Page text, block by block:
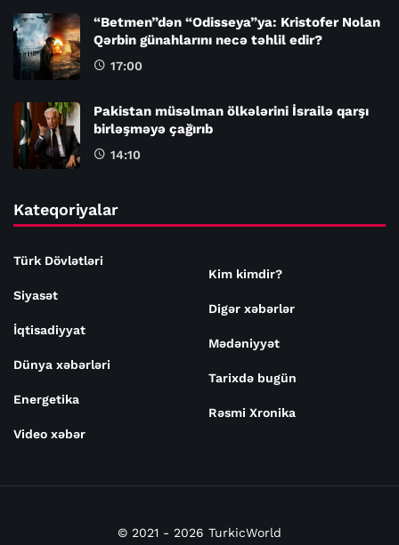
“Betmen”dən “Odisseya”ya: Kristofer Nolan
Qərbin günahlarını necə təhlil edir?
17:00
Pakistan müsəlman ölkələrini İsrailə qarşı
birləşməyə çağırıb
14:10
Kateqoriyalar
Türk Dövlətləri
Siyasət
İqtisadiyyat
Dünya xəbərləri
Energetika
Video xəbər
Kim kimdir?
Digər xəbərlər
Mədəniyyət
Tarixdə bugün
Rəsmi Xronika
© 2021 - 2026 TurkicWorld